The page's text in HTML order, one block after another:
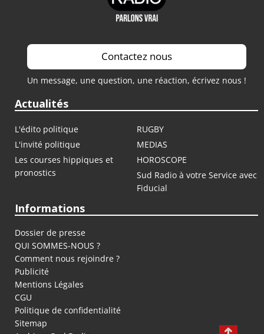
Contactez nous
Un message, une question, une réaction, écrivez nous !
Actualités
L'édito politique
RUGBY
L'invité politique
MEDIAS
Les courses hippiques et
pronostics
HOROSCOPE
Sud Radio à votre Service avec
Fiducial
Informations
Dossier de presse
QUI SOMMES-NOUS ?
Comment nous rejoindre ?
Publicité
Mentions Légales
CGU
Politique de confidentialité
Sitemap